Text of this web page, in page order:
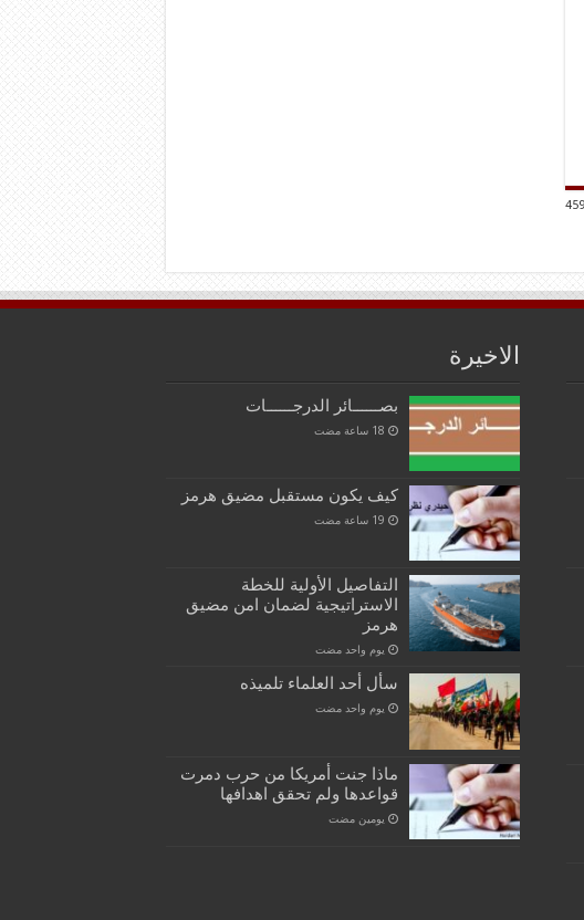
الاخيرة
بصــــــائر الدرجــــــات
كيف يكون مستقبل مضيق هرمز
التفاصيل الأولية للخطة
الاستراتيجية لضمان امن مضيق
هرمز
‏يوم واحد مضت
سأل أحد العلماء تلميذه
‏يوم واحد مضت
ماذا جنت أمريكا من حرب دمرت
قواعدها ولم تحقق اهدافها
‏يومين مضت